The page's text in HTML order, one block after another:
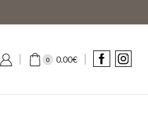
0 0.00€